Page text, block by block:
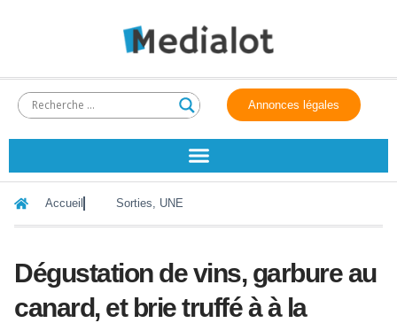
Annonces légales
Accueil Sorties, UNE
Dégustation de vins, garbure au
canard, et brie truffé à à la